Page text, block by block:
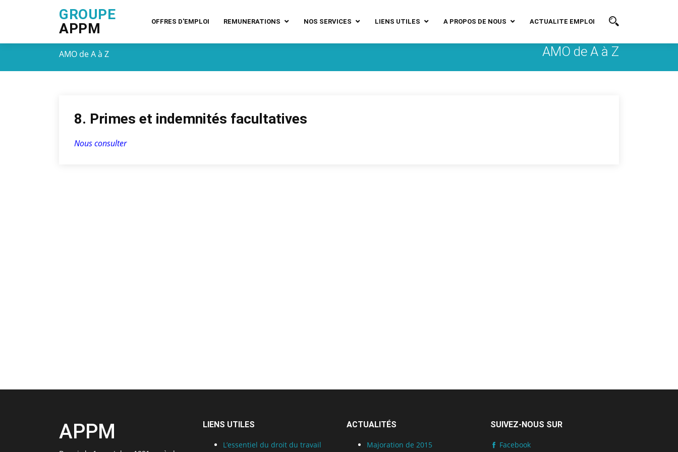
GROUPE
APPM
OFFRES D'EMPLOI REMUNERATIONS NOS SERVICES LIENS UTILES A PROPOS DE NOUS ACTUALITE EMPLOI
AMO de A à Z AMO de A à Z
8. Primes et indemnités facultatives
Nous consulter
APPM LIENS UTILES
L’essentiel du droit du travail
ACTUALITÉS
Majoration de 2015
SUIVEZ-NOUS SUR
Facebook